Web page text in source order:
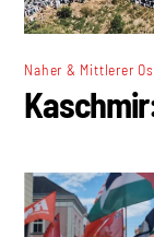
Naher & Mittlerer